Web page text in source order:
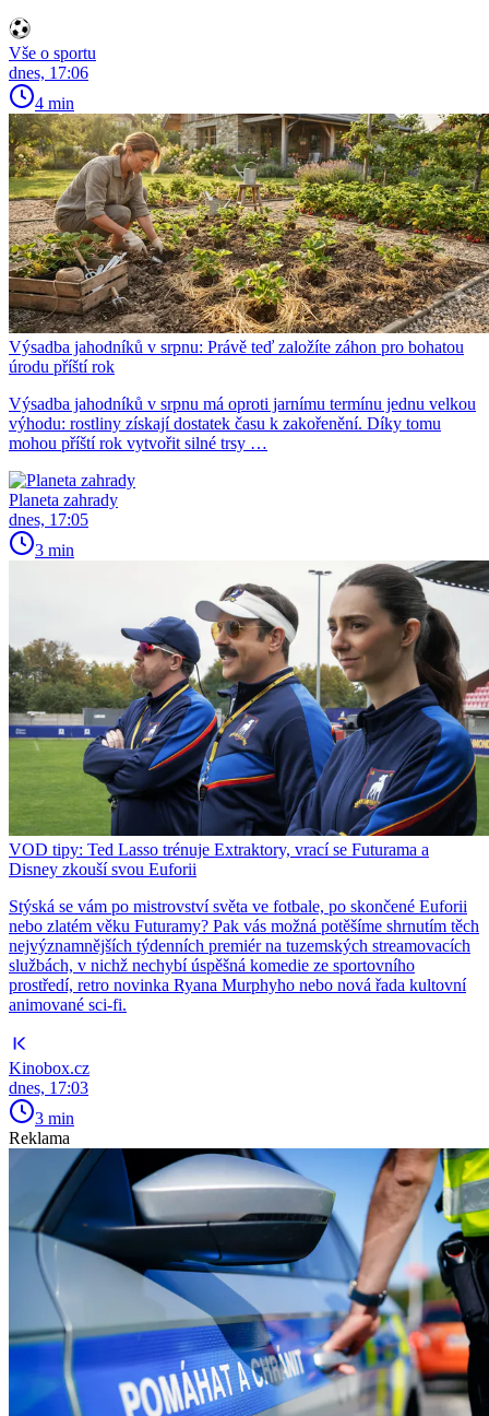
Vše o sportu
dnes, 17:06
4 min
Výsadba jahodníků v srpnu: Právě teď založíte záhon pro bohatou
úrodu příští rok
Výsadba jahodníků v srpnu má oproti jarnímu termínu jednu velkou
výhodu: rostliny získají dostatek času k zakořenění. Díky tomu
mohou příští rok vytvořit silné trsy …
Planeta zahrady
dnes, 17:05
3 min
VOD tipy: Ted Lasso trénuje Extraktory, vrací se Futurama a
Disney zkouší svou Euforii
Stýská se vám po mistrovství světa ve fotbale, po skončené Euforii
nebo zlatém věku Futuramy? Pak vás možná potěšíme shrnutím těch
nejvýznamnějších týdenních premiér na tuzemských streamovacích
službách, v nichž nechybí úspěšná komedie ze sportovního
prostředí, retro novinka Ryana Murphyho nebo nová řada kultovní
animované sci-fi.
Kinobox.cz
dnes, 17:03
3 min
Reklama